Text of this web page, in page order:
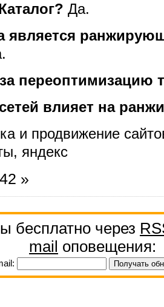
Да.
является
переоптимизацию
влияет на
и продвижение
, яндекс
»
бесплатно через
mail оповещения: